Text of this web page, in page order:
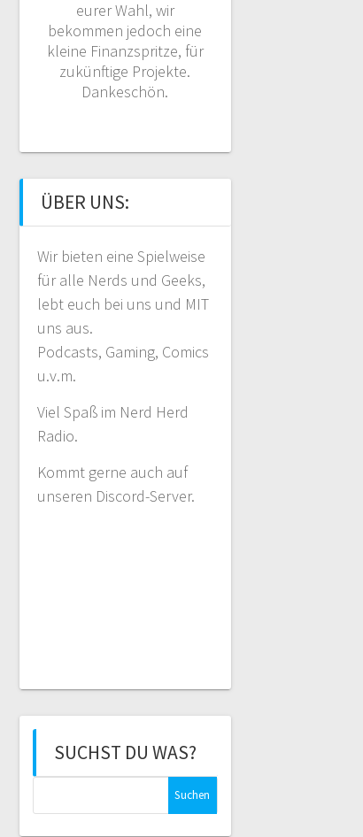
eurer Wahl, wir
bekommen jedoch eine
kleine Finanzspritze, für
zukünftige Projekte.
Dankeschön.
ÜBER UNS:
Wir bieten eine Spielweise
für alle Nerds und Geeks,
lebt euch bei uns und MIT
uns aus.
Podcasts, Gaming, Comics
u.v.m.
Viel Spaß im Nerd Herd
Radio.
Kommt gerne auch auf
unseren Discord-Server.
SUCHST DU WAS?